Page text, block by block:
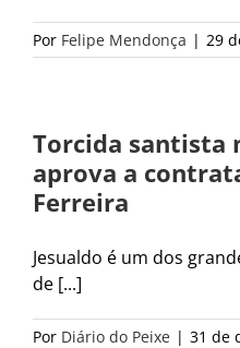
Por Felipe Mendonça | 29
Torcida santista
aprova a
Ferreira
Jesualdo é um dos
de [...]
Por Diário do Peixe | 31 de